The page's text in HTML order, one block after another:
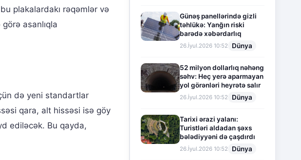
plakalardakı rəqəmlər və
asanlıqla
də yeni standartlar
qara, alt hissəsi isə göy
ediləcək. Bu qayda,
Günəş panellərində gizli
təhlükə: Yanğın riski
barədə xəbərdarlıq
26.İyul.2026 10:52 Dünya
52 milyon dollarlıq nəhəng
səhv: Heç yerə aparmayan
yol görənləri heyrətə salır
26.İyul.2026 10:52 Dünya
Tarixi ərazi yalanı:
Turistləri aldadan şəxs
bələdiyyəni də çaşdırdı
26.İyul.2026 10:52 Dünya